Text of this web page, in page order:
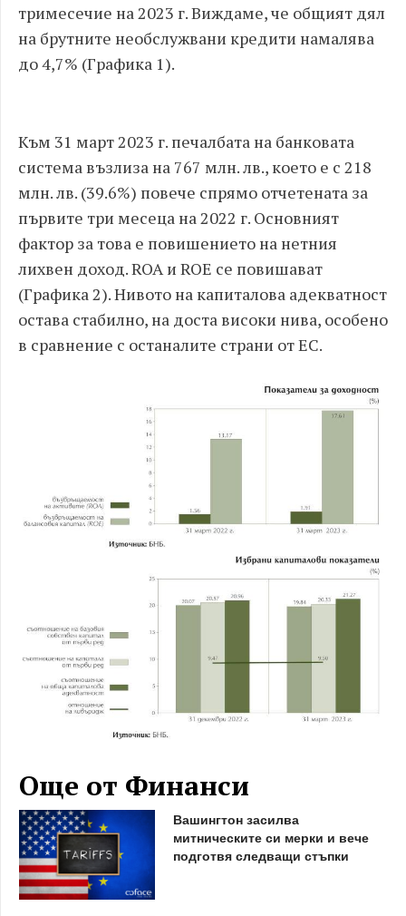
тримесечие на 2023 г. Виждаме, че общият дял
на брутните необслужвани кредити намалява
до 4,7% (Графика 1).
Към 31 март 2023 г. печалбата на банковата
система възлиза на 767 млн. лв., което е с 218
млн. лв. (39.6%) повече спрямо отчетената за
първите три месеца на 2022 г. Основният
фактор за това е повишението на нетния
лихвен доход. ROA и ROE се повишават
(Графика 2). Нивото на капиталова адекватност
остава стабилно, на доста високи нива, особено
в сравнение с останалите страни от ЕС.
Още от Финанси
Вашингтон засилва
митническите си мерки и вече
подготвя следващи стъпки